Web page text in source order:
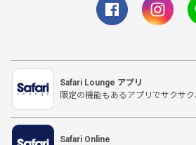
Safari Lounge アプリ
限定の機能もあるアプリでサクサ
Safari Online